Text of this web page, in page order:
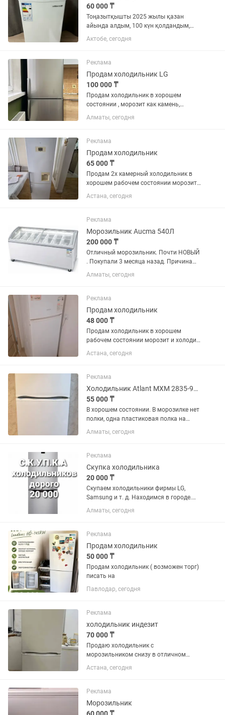
60 000 ₸
Тоңазытқышты 2025 жылы қазан
айында алдым, 100 күн қолдандым,
одан кейін қолданылмады, жалға
алған үйге керек болды, қазір үйде тұр.
кепілдігі(гарантиясы) бар. Жаңа...
Актобе, сегодня
Реклама
Продам холодильник LG
100 000 ₸
Продам холодильник в хорошем
состоянии , морозит как камень,
продукты не портятся, вместительный.
Только самовывоз
Алматы, сегодня
Реклама
Продам холодильник
65 000 ₸
Продам 2х камерный холодильник в
хорошем рабочем состоянии морозит
и холодит марка LG No Frost высота
1,90 см ширина 60см все как на фото
Есть и стиральная машина...
Астана, сегодня
Реклама
Морозильник Aucma 540Л
200 000 ₸
Отличный морозильник. Почти НОВЫЙ
. Покупали 3 месяца назад. Причина
продажи закрытия магазина. Восток
85см ширина 150 см глубина 70 см
Алматы, сегодня
Реклама
Продам холодильник
48 000 ₸
Продам холодильник в хорошем
рабочем состоянии морозит и холодит
марка Vestal высота 1,50 см ширина 60
см все полки целый без ремонта без
Астана, сегодня
Реклама
Холодильник Atlant МХМ 2835-90 белый
55 000 ₸
В хорошем состоянии. В морозилке нет
полки, одна пластиковая полка на
дверце сломана. В эксплуатации 2
года. Технические
х 60 х 64.5 см.Общий объем: 280
литров...
Алматы, сегодня
Реклама
Скупка холодильника
20 000 ₸
Скупаем холодильники фирмы LG,
Samsung и т. д. Находимся в городе.
Сами приедем и сами заберем.
Алматы, сегодня
Реклама
Продам холодильник
50 000 ₸
Продам холодильник ( возможен торг)
писать на
Павлодар, сегодня
Реклама
холодильник индезит
70 000 ₸
Продаю холодильник с
морозильником снизу в отличном
состоянии
Астана, сегодня
Реклама
Морозильник